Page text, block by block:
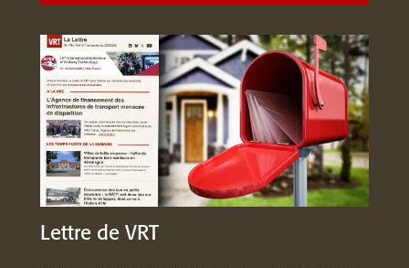
Lettre de VRT